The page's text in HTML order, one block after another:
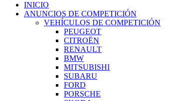
INICIO
ANUNCIOS DE COMPETICIÓN
VEHÍCULOS DE COMPETICIÓN
PEUGEOT
CITROËN
RENAULT
BMW
MITSUBISHI
SUBARU
FORD
PORSCHE